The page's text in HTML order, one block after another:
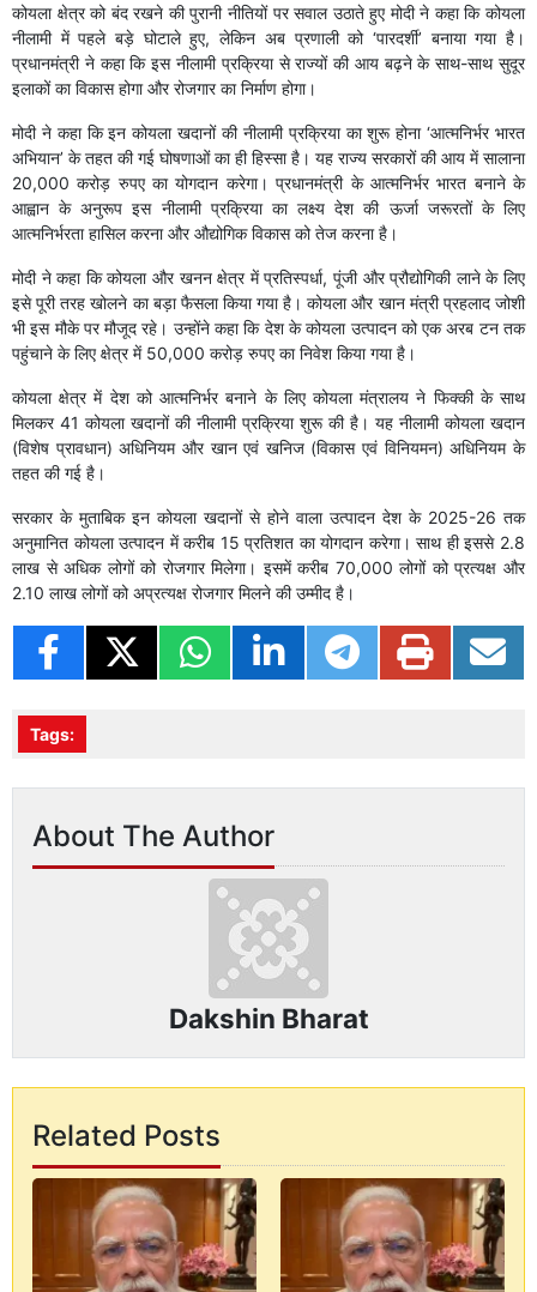
कोयला क्षेत्र को बंद रखने की पुरानी नीतियों पर सवाल उठाते हुए मोदी ने कहा कि कोयला
नीलामी में पहले बड़े घोटाले हुए, लेकिन अब प्रणाली को ‘पारदर्शी’ बनाया गया है।
प्रधानमंत्री ने कहा कि इस नीलामी प्रक्रिया से राज्यों की आय बढ़ने के साथ-साथ सुदूर
इलाकों का विकास होगा और रोजगार का निर्माण होगा।
मोदी ने कहा कि इन कोयला खदानों की नीलामी प्रक्रिया का शुरू होना ‘आत्मनिर्भर भारत
अभियान’ के तहत की गई घोषणाओं का ही हिस्सा है। यह राज्य सरकारों की आय में सालाना
20,000 करोड़ रुपए का योगदान करेगा। प्रधानमंत्री के आत्मनिर्भर भारत बनाने के
आह्वान के अनुरूप इस नीलामी प्रक्रिया का लक्ष्य देश की ऊर्जा जरूरतों के लिए
आत्मनिर्भरता हासिल करना और औद्योगिक विकास को तेज करना है।
मोदी ने कहा कि कोयला और खनन क्षेत्र में प्रतिस्पर्धा, पूंजी और प्रौद्योगिकी लाने के लिए
इसे पूरी तरह खोलने का बड़ा फैसला किया गया है। कोयला और खान मंत्री प्रहलाद जोशी
भी इस मौके पर मौजूद रहे। उन्होंने कहा कि देश के कोयला उत्पादन को एक अरब टन तक
पहुंचाने के लिए क्षेत्र में 50,000 करोड़ रुपए का निवेश किया गया है।
कोयला क्षेत्र में देश को आत्मनिर्भर बनाने के लिए कोयला मंत्रालय ने फिक्की के साथ
मिलकर 41 कोयला खदानों की नीलामी प्रक्रिया शुरू की है। यह नीलामी कोयला खदान
(विशेष प्रावधान) अधिनियम और खान एवं खनिज (विकास एवं विनियमन) अधिनियम के
तहत की गई है।
सरकार के मुताबिक इन कोयला खदानों से होने वाला उत्पादन देश के 2025-26 तक
अनुमानित कोयला उत्पादन में करीब 15 प्रतिशत का योगदान करेगा। साथ ही इससे 2.8
लाख से अधिक लोगों को रोजगार मिलेगा। इसमें करीब 70,000 लोगों को प्रत्यक्ष और
2.10 लाख लोगों को अप्रत्यक्ष रोजगार मिलने की उम्मीद है।
Tags:
About The Author
Dakshin Bharat
Related Posts